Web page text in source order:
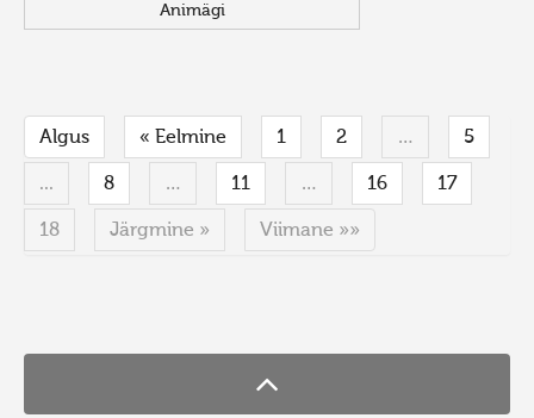
Animägi
Algus « Eelmine 1 2 … 5
... 8 … 11 … 16 17
18 Järgmine » Viimane »»